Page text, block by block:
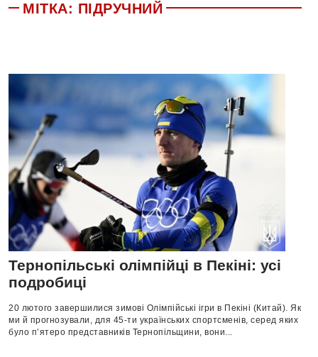
МІТКА: ПІДРУЧНИЙ
Тернопільські олімпійці в Пекіні: усі
подробиці
20 лютого завершилися зимові Олімпійські ігри в Пекіні (Китай). Як
ми й прогнозували, для 45-ти українських спортсменів, серед яких
було п’ятеро представників Тернопільщини, вони...